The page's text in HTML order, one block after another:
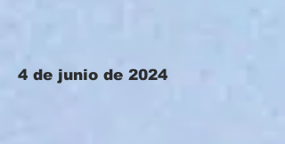
4 de junio de 2024